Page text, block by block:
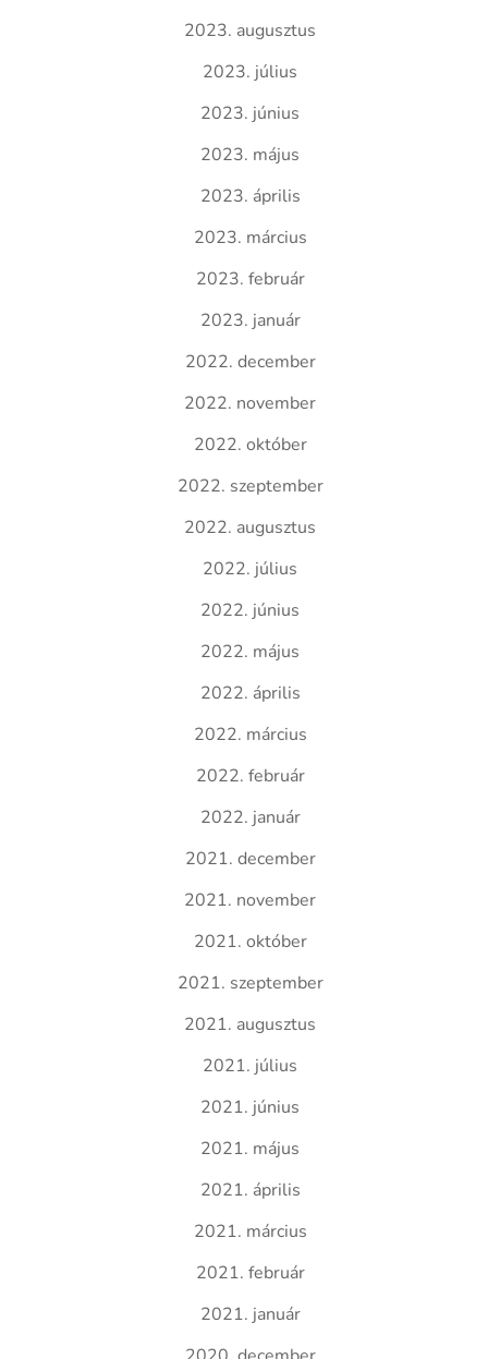
2023. augusztus
2023. július
2023. június
2023. május
2023. április
2023. március
2023. február
2023. január
2022. december
2022. november
2022. október
2022. szeptember
2022. augusztus
2022. július
2022. június
2022. május
2022. április
2022. március
2022. február
2022. január
2021. december
2021. november
2021. október
2021. szeptember
2021. augusztus
2021. július
2021. június
2021. május
2021. április
2021. március
2021. február
2021. január